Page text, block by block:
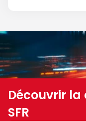
Découvrir
SFR